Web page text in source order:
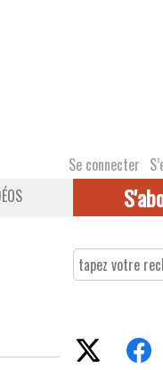
Se connecter